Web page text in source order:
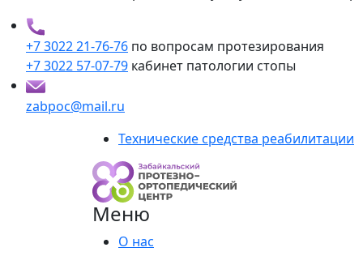
+7 3022 21-76-76 по вопросам протезирования
+7 3022 57-07-79 кабинет патологии стопы
zabpoc@mail.ru
Технические средства реабилитации
Меню
О нас